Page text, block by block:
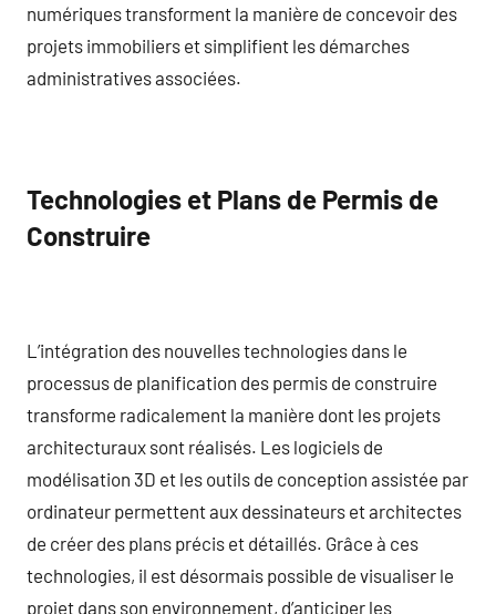
numériques transforment la manière de concevoir des
projets immobiliers et simplifient les démarches
administratives associées.
Technologies et Plans de Permis de
Construire
L’intégration des nouvelles technologies dans le
processus de planification des permis de construire
transforme radicalement la manière dont les projets
architecturaux sont réalisés. Les logiciels de
modélisation 3D et les outils de conception assistée par
ordinateur permettent aux dessinateurs et architectes
de créer des plans précis et détaillés. Grâce à ces
technologies, il est désormais possible de visualiser le
projet dans son environnement, d’anticiper les